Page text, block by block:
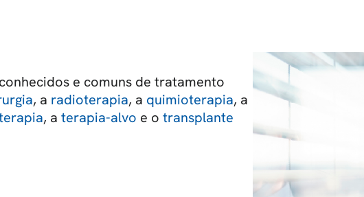
e comuns de tratamento
, a radioterapia, a quimioterapia, a
, aterapia-alvo e otransplante